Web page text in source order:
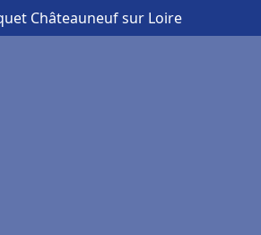
Châteauneuf sur Loire